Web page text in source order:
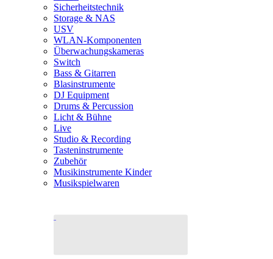
Sicherheitstechnik
Storage & NAS
USV
WLAN-Komponenten
Überwachungskameras
Switch
Bass & Gitarren
Blasinstrumente
DJ Equipment
Drums & Percussion
Licht & Bühne
Live
Studio & Recording
Tasteninstrumente
Zubehör
Musikinstrumente Kinder
Musikspielwaren